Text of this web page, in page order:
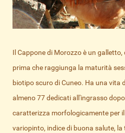
Il Cappone di Morozzo è un
prima che raggiunga la maturità
biotipo scuro di Cuneo. Ha una vita
almeno 77 dedicati all'ingrasso
caratterizza morfologicamente per
variopinto, indice di buona salute,